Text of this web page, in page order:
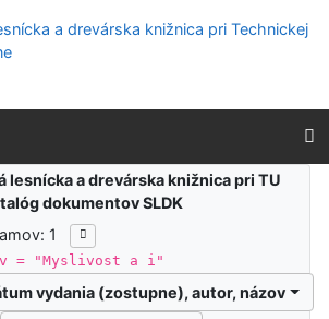
prístupnosti
vyhľadávania
lesnícka a drevárska knižnica pri TU
dokumentov SLDK
1
= "Myslivost a i"
vydania (zostupne), autor, názov